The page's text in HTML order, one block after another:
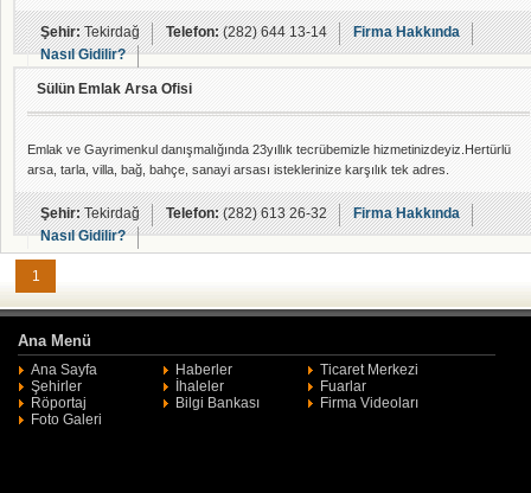
gayrimenkul ilerde satmak istediğiniz takdirde değer kazanmış olacaktır.
Şehir:Tekirdağ Telefon:(282) 644 13-14
Firma Hakkında
Nasıl Gidilir?
Sülün Emlak Arsa Ofisi
Emlak ve Gayrimenkul danışmalığında 23yıllık tecrübemizle hizmetinizdeyiz.Hertürlü
arsa, tarla, villa, bağ, bahçe, sanayi arsası isteklerinize karşılık tek adres.
Şehir:Tekirdağ Telefon:(282) 613 26-32
Firma Hakkında
Nasıl Gidilir?
1
Ana Menü
Ana Sayfa Haberler
Ticaret Merkezi
Şehirler
İhaleler
Fuarlar
Röportaj
Bilgi Bankası
Firma Videoları
Foto Galeri